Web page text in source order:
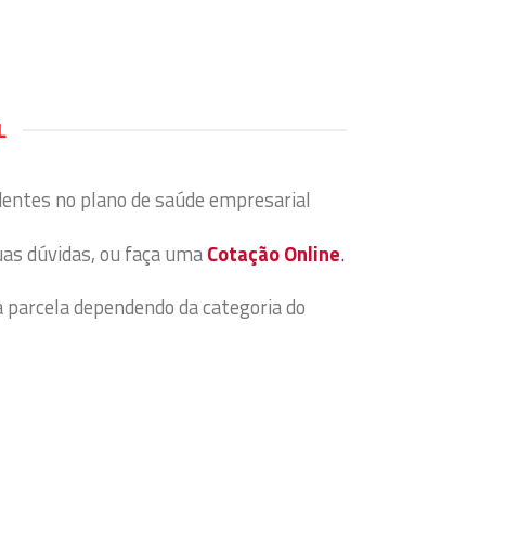
no plano de saúde empresarial
dúvidas, ou faça umaCotação Online.
dependendo da categoria do